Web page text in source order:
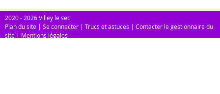
2020 - 2026 Villey le sec
Plan du site | Se connecter | Trucs et astuces | Contacter le gestionnaire du
site | Mentions légales